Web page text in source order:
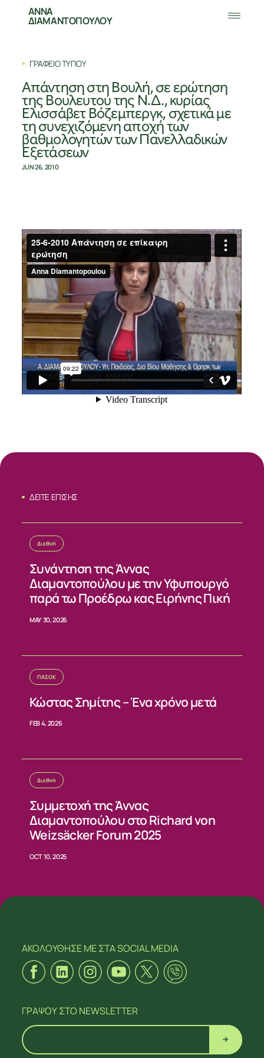
ΣΧΕΤΙΚΑ
ΝΕΑ
ΕΠΙΚΟΙΝΩΝΙΑ
ΑΝΝΑ
ΔΙΑΜΑΝΤΟΠΟΥΛΟΥ
ΓΡΑΦΕΙΟ ΤΥΠΟΥ
Απάντηση στη Βουλή, σε ερώτηση
της Βουλευτού της Ν.Δ., κυρίας
Ελισσάβετ Βόζεμπεργκ, σχετικά με
τη συνεχιζόμενη αποχή των
βαθμολογητών των Πανελλαδικών
Εξετάσεων
JUN 26, 2010
ΔΕΙΤΕ ΕΠΙΣΗΣ
Διεθνή
Συνάντηση της Άννας
Διαμαντοπούλου με την Υφυπουργό
παρά τω Προέδρω κας Ειρήνης Πική
MAY 30, 2026
ΠΑΣΟΚ
Κώστας Σημίτης – Ένα χρόνο μετά
FEB 4, 2026
Διεθνή
Συμμετοχή της Άννας
Διαμαντοπούλου στο Richard von
Weizsäcker Forum 2025
OCT 10, 2025
ΑΚΟΛΟΥΘΗΣΕ ΜΕΣΤΑ SOCIAL MEDIA
ΓΡΑΨΟΥΣΤΟ NEWSLETTER